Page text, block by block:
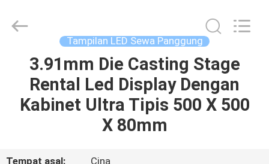
RUMAH
PRODUK
Limited.
Tampilan LED Sewa Panggung
3.91mm Die Casting Stage
Rental Led Display Dengan
Kabinet Ultra Tipis 500 X 500
X 80mm
Tempat asal:
Cina